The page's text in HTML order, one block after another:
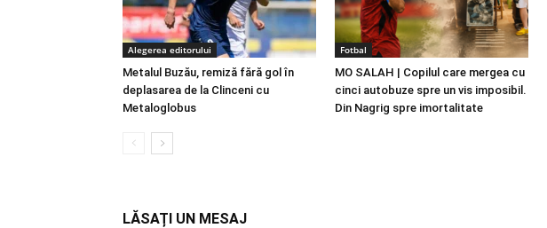
Alegerea editorului
Metalul Buzău, remiză fără gol în
deplasarea de la Clinceni cu
Metaloglobus
Fotbal
MO SALAH | Copilul care mergea cu
cinci autobuze spre un vis imposibil.
Din Nagrig spre imortalitate
LĂSAȚI UN MESAJ